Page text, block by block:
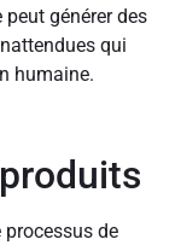
générer des
qui
humaine.
processus de